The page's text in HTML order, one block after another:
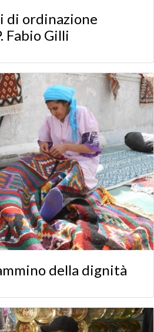
di ordinazione
Fabio Gilli
della dignità